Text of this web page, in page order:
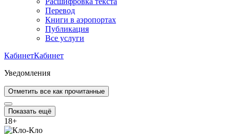
Перевод
Книги в аэропортах
Публикация
Все услуги
КабинетКабинет
Уведомления
Отметить все как прочитанные
Показать ещё
18+